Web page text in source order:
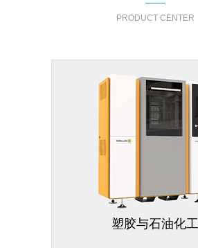
PRODUCT CENTER
塑胶与石油化工